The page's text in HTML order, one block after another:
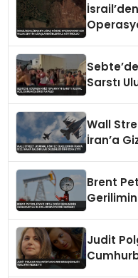
Sarstı
Wall
İran’a
Brent
Judit